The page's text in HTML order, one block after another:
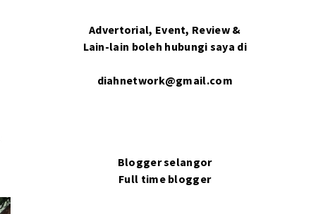
Advertorial, Event, Review &
Lain-lain boleh hubungi saya di
diahnetwork@gmail.com
Blogger selangor
Full time blogger